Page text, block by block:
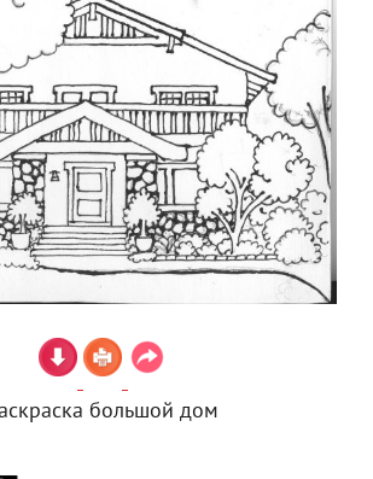
большой дом